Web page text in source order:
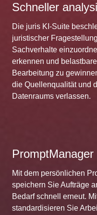
Schneller
Die juris KI-Suite
juristischer
Sachverhalte
erkennen und
Bearbeitung zu
die Quellenqualität und
Datenraums verlassen.
PromptManager
Mit dem persönlichen
speichern Sie Aufträge
Bedarf schnell erneut.
standardisieren Sie